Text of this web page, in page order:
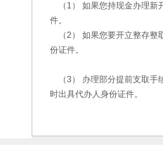
（1） 如果您持现金办理新
件。
（2） 如果您要开立整存整
份证件。
（3） 办理部分提前支取手
时出具代办人身份证件。